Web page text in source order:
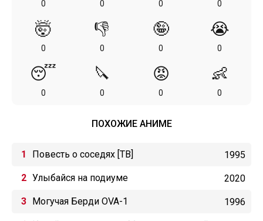
0 0 0 0
🤯
0
👎
0
🤪
0
😭
0
😴
0
🔪
0
😡
0
👶
0
ПОХОЖИЕ АНИМЕ
Повесть о соседях [ТВ] 1995
Улыбайся на подиуме 2020
Могучая Берди OVA-1 1996